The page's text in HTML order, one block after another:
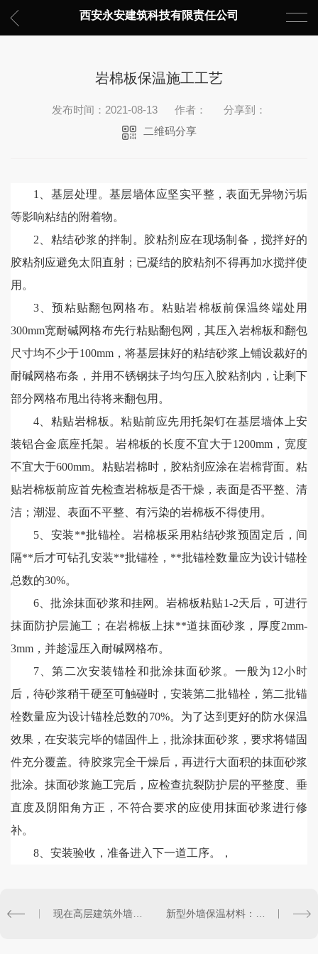
西安永安建筑科技有限责任公司
岩棉板保温施工工艺
发布时间：2021-08-13 作者：
分享到：
二维码分享
1、基层处理。基层墙体应坚实平整，表面无异物污垢
等影响粘结的附着物。
2、粘结砂浆的拌制。胶粘剂应在现场制备，搅拌好的
胶粘剂应避免太阳直射；已凝结的胶粘剂不得再加水搅拌使
用。
3、预粘贴翻包网格布。粘贴岩棉板前保温终端处用
300mm宽耐碱网格布先行粘贴翻包网，其压入岩棉板和翻包
尺寸均不少于100mm，将基层抹好的粘结砂浆上铺设裁好的
耐碱网格布条，并用不锈钢抹子均匀压入胶粘剂内，让剩下
部分网格布甩出待将来翻包用。
4、粘贴岩棉板。粘贴前应先用托架钉在基层墙体上安
装铝合金底座托架。岩棉板的长度不宜大于1200mm，宽度
不宜大于600mm。粘贴岩棉时，胶粘剂应涂在岩棉背面。粘
贴岩棉板前应首先检查岩棉板是否干燥，表面是否平整、清
洁；潮湿、表面不平整、有污染的岩棉板不得使用。
5、安装**批锚栓。岩棉板采用粘结砂浆预固定后，间
隔**后才可钻孔安装**批锚栓，**批锚栓数量应为设计锚栓
总数的30%。
6、批涂抹面砂浆和挂网。岩棉板粘贴1-2天后，可进行
抹面防护层施工；在岩棉板上抹**道抹面砂浆，厚度2mm-
3mm，并趁湿压入耐碱网格布。
7、第二次安装锚栓和批涂抹面砂浆。一般为12小时
后 ，待砂浆稍干硬至可触碰时，安装第二批锚栓，第二批锚
栓数量应为设计锚栓总数的70%。为了达到更好的防水保温
效果，在安装完毕的锚固件上，批涂抹面砂浆，要求将锚固
件充分覆盖。待胶浆完全干燥后，再进行大面积的抹面砂浆
批涂。抹面砂浆施工完后，应检查抗裂防护层的平整度、垂
直度及阴阳角方正，不符合要求的应使用抹面砂浆进行修
补。
8、安装验收，准备进入下一道工序。，